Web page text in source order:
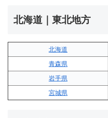
北海道｜東北地方
北海道
青森県
岩手県
宮城県